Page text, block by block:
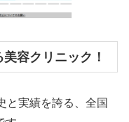
容クリニック！
と実績を誇る、全国